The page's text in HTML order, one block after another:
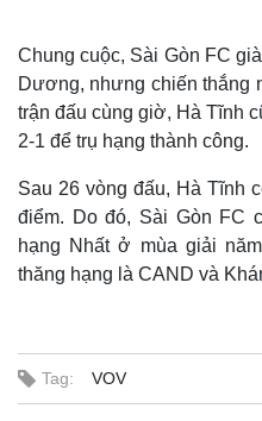
Thế giới
Quan sát
Chung cuộc, Sài Gòn FC
Dương, nhưng chiến thắng
trận đấu cùng giờ, Hà Tĩnh
2-1 để trụ hạng thành công.
Sau 26 vòng đấu, Hà Tĩnh
điểm. Do đó, Sài Gòn FC
hạng Nhất ở mùa giải
thăng hạng là CAND và
Tag: VOV